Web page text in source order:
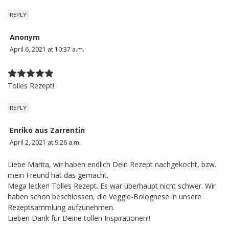
REPLY
Anonym
April 6, 2021 at 10:37 a.m.
Tolles Rezept!
REPLY
Enriko aus Zarrentin
April 2, 2021 at 9:26 a.m.
Liebe Marita, wir haben endlich Dein Rezept nachgekocht, bzw.
mein Freund hat das gemacht.
Mega lecker! Tolles Rezept. Es war überhaupt nicht schwer. Wir
haben schon beschlossen, die Veggie-Bolognese in unsere
Rezeptsammlung aufzunehmen.
Lieben Dank für Deine tollen Inspirationen!!